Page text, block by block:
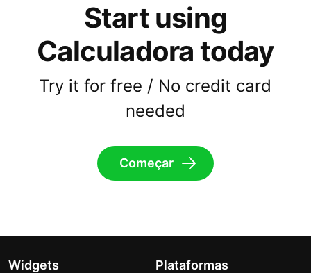
Start using
Calculadora today
Try it for free / No credit card
needed
Começar
Widgets Plataformas